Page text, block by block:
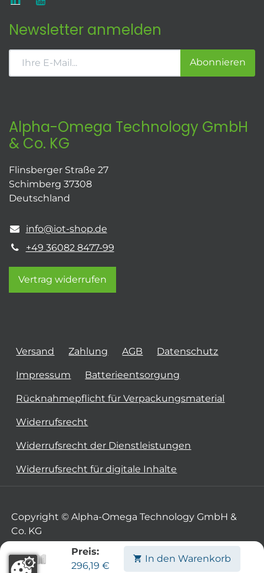
Preis:
296,19 €
In den Warenkorb
Newsletter anmelden
Abonnieren
Alpha-Omega Technology GmbH
& Co. KG
Flinsberger Straße 27
Schimberg 37308
Deutschland
info@iot-shop.de
+49 36082 8477-99
Vertrag widerrufen
Versand Zahlung AGB Datenschutz
Impressum Batterieentsorgung
Rücknahmepflicht für Verpackungsmaterial
Widerrufsrecht
Widerrufsrecht der Dienstleistungen
Widerrufsrecht für digitale Inhalte
Copyright © Alpha-Omega Technology GmbH &
Co. KG